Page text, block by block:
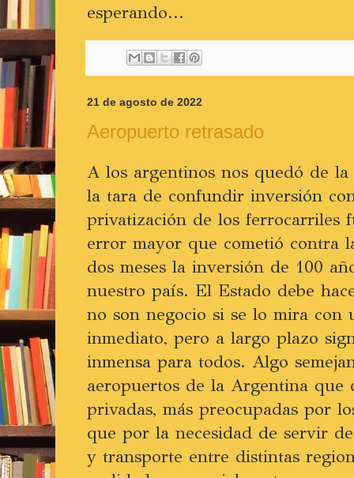
esperando...
21 de agosto de 2022
Aeropuerto retrasado
A los argentinos nos quedó de la
la tara de confundir inversión
privatización de los ferrocarriles
error mayor que cometió contra
dos meses la inversión de 100
nuestro país. El Estado debe
no son negocio si se lo mira
inmediato, pero a largo plazo
inmensa para todos. Algo
aeropuertos de la Argentina que
privadas, más preocupadas por
que por la necesidad de servir
y transporte entre distintas